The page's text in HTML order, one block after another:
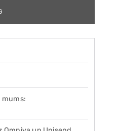
mums: